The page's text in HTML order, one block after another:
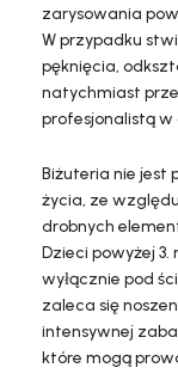
zarysowania
W przypadku
pęknięcia,
natychmiast
profesjonalistą w
Biżuteria nie jest
życia, ze
drobnych
Dzieci powyżej
wyłącznie pod
zaleca się
intensywnej
które mogą